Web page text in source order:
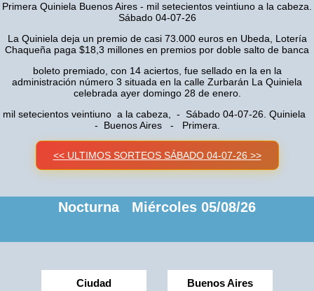
Primera Quiniela Buenos Aires - mil setecientos veintiuno a la cabeza.
Sábado 04-07-26
La Quiniela deja un premio de casi 73.000 euros en Ubeda, Lotería
Chaqueña paga $18,3 millones en premios por doble salto de banca
boleto premiado, con 14 aciertos, fue sellado en la en la
administración número 3 situada en la calle Zurbarán La Quiniela
celebrada ayer domingo 28 de enero.
mil setecientos veintiuno a la cabeza, - Sábado 04-07-26. Quiniela
- Buenos Aires - Primera.
<< ULTIMOS SORTEOS SÁBADO 04-07-26 >>
Nocturna Miércoles 05/08/26
Ciudad Buenos Aires